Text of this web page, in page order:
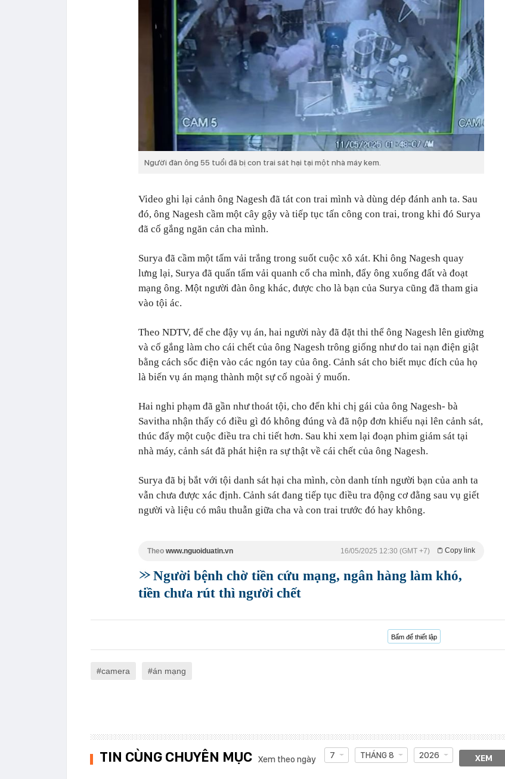
Người đàn ông 55 tuổi đã bị con trai sát hại tại một nhà máy kem.
Video ghi lại cảnh ông Nagesh đã tát con trai mình và dùng dép đánh anh ta. Sau
đó, ông Nagesh cầm một cây gậy và tiếp tục tấn công con trai, trong khi đó Surya
đã cố gắng ngăn cản cha mình.
Surya đã cầm một tấm vải trắng trong suốt cuộc xô xát. Khi ông Nagesh quay
lưng lại, Surya đã quấn tấm vải quanh cổ cha mình, đẩy ông xuống đất và đoạt
mạng ông. Một người đàn ông khác, được cho là bạn của Surya cũng đã tham gia
vào tội ác.
Theo NDTV, để che đậy vụ án, hai người này đã đặt thi thể ông Nagesh lên giường
và cố gắng làm cho cái chết của ông Nagesh trông giống như do tai nạn điện giật
bằng cách sốc điện vào các ngón tay của ông. Cảnh sát cho biết mục đích của họ
là biến vụ án mạng thành một sự cố ngoài ý muốn.
Hai nghi phạm đã gần như thoát tội, cho đến khi chị gái của ông Nagesh- bà
Savitha nhận thấy có điều gì đó không đúng và đã nộp đơn khiếu nại lên cảnh sát,
thúc đẩy một cuộc điều tra chi tiết hơn. Sau khi xem lại đoạn phim giám sát tại
nhà máy, cảnh sát đã phát hiện ra sự thật về cái chết của ông Nagesh.
Surya đã bị bắt với tội danh sát hại cha mình, còn danh tính người bạn của anh ta
vẫn chưa được xác định. Cảnh sát đang tiếp tục điều tra động cơ đằng sau vụ giết
người và liệu có mâu thuẫn giữa cha và con trai trước đó hay không.
Theo www.nguoiduatin.vn Copy link
16/05/2025 12:30 (GMT +7)
Người bệnh chờ tiền cứu mạng, ngân hàng làm khó,
tiền chưa rút thì người chết
Bấm để thiết lập
camera án mạng
TIN CÙNG CHUYÊN MỤC Xem theo ngày 7 THÁNG 8 2026 XEM